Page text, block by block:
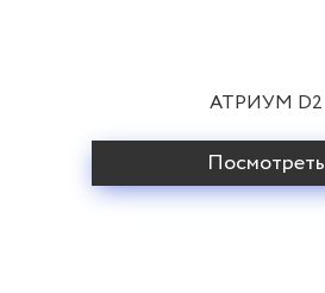
АТРИУМ D2
Посмотреть